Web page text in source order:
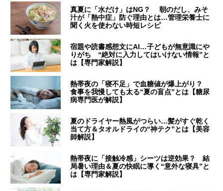
真夏に「水だけ」はNG？ 朝のだし、みそ
汁が「熱中症」防ぐ理由とは…管理栄養士に
聞く火を使わない時短レシピ
宿題や読書感想文にAI…子どもが無意識にや
りがち “絶対に入力してはいけない情報”と
は【専門家解説】
熱帯夜の「寝不足」で血糖値が爆上がり？
食事を我慢しても太る“夏の盲点”とは【糖尿
病専門医が解説】
夏のドライヤー熱風がつらい…髪がすぐ乾く
当て方＆タオルドライの“神テク”とは【美容
師解説】
熱帯夜に「接触冷感」シーツは逆効果？ 結
局暑い理由＆夏の快眠に導く“意外な寝具”と
は【専門家解説】